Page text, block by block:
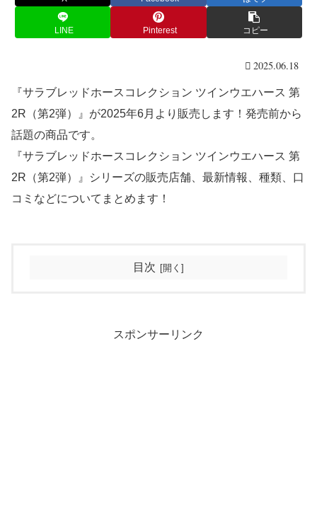
LINE Pinterest コピー
2025.06.18
『サラブレッドホースコレクション ツインウエハース 第
2R（第2弾）』が2025年6月より販売します！発売前から
話題の商品です。
『サラブレッドホースコレクション ツインウエハース 第
2R（第2弾）』シリーズの販売店舗、最新情報、種類、口
コミなどについてまとめます！
目次
スポンサーリンク